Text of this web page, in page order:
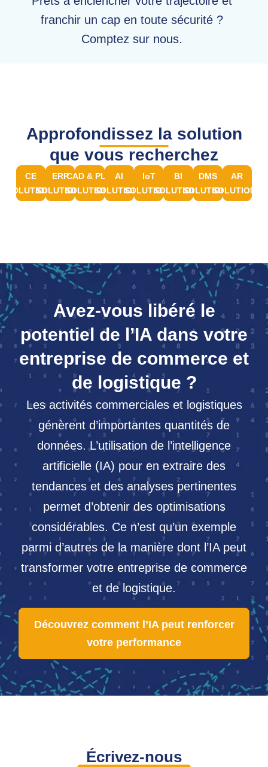
franchir un cap en toute sécurité ?
Comptez sur nous.
CE
SOLUTIONS
ERP
SOLUTIONS
CAD & PLM
SOLUTIONS
AI
SOLUTIONS
IoT
SOLUTIONS
BI
SOLUTIONS
DMS
SOLUTIONS
AR
SOLUTIONS
Approfondissez la solution
que vous recherchez
Avez-vous libéré le
potentiel de l’IA dans votre
entreprise de commerce et
de logistique ?
Les activités commerciales et logistiques
génèrent d’importantes quantités de
données. L’utilisation de l’intelligence
artificielle (IA) pour en extraire des
tendances et des analyses pertinentes
permet d’obtenir des optimisations
considérables. Ce n’est qu’un exemple
parmi d’autres de la manière dont l’IA peut
transformer votre entreprise de commerce
et de logistique.
Découvrez comment l’IA peut renforcer
votre performance
Écrivez-nous